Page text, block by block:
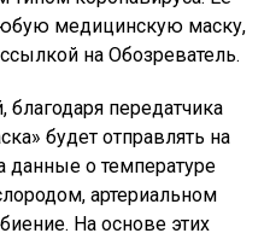
медицинскую маску,
на Обозреватель.
передатчика
будет отправлять на
данные о температуре
артериальном
На основе этих